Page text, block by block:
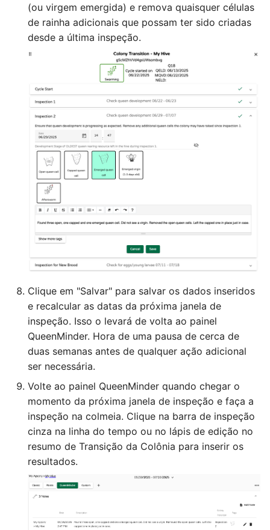
(ou virgem emergida) e remova quaisquer células
de rainha adicionais que possam ter sido criadas
desde a última inspeção.
Clique em "Salvar" para salvar os dados inseridos
e recalcular as datas da próxima janela de
inspeção. Isso o levará de volta ao painel
QueenMinder. Hora de uma pausa de cerca de
duas semanas antes de qualquer ação adicional
ser necessária.
Volte ao painel QueenMinder quando chegar o
momento da próxima janela de inspeção e faça a
inspeção na colmeia. Clique na barra de inspeção
cinza na linha do tempo ou no lápis de edição no
resumo de Transição da Colônia para inserir os
resultados.